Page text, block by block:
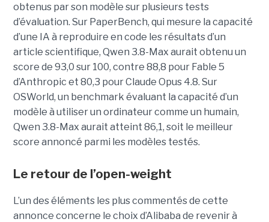
obtenus par son modèle sur plusieurs tests
d’évaluation. Sur PaperBench, qui mesure la capacité
d’une IA à reproduire en code les résultats d’un
article scientifique, Qwen 3.8-Max aurait obtenu un
score de 93,0 sur 100, contre 88,8 pour Fable 5
d’Anthropic et 80,3 pour Claude Opus 4.8. Sur
OSWorld, un benchmark évaluant la capacité d’un
modèle à utiliser un ordinateur comme un humain,
Qwen 3.8-Max aurait atteint 86,1, soit le meilleur
score annoncé parmi les modèles testés.
Le retour de l’open-weight
L’un des éléments les plus commentés de cette
annonce concerne le choix d’Alibaba de revenir à